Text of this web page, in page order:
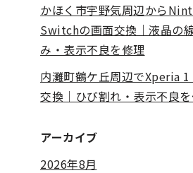
かほく市宇野気周辺から
Switchの画面交換｜液晶の
み・表示不良を修理
内灘町鶴ケ丘周辺でXperia
交換｜ひび割れ・表示不良
アーカイブ
2026年8月